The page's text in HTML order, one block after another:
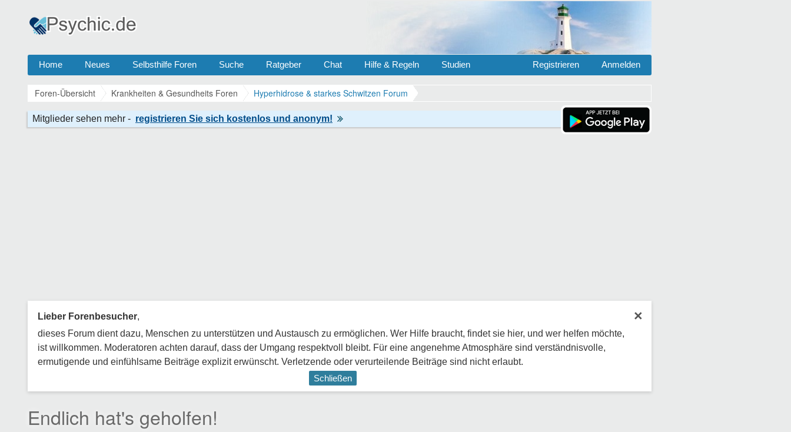
Home Neues Selbsthilfe Foren Suche Ratgeber Chat Hilfe & Regeln Studien Anmelden
Registrieren
Foren-Übersicht Krankheiten & Gesundheits Foren Hyperhidrose & starkes Schwitzen Forum
×
Lieber Forenbesucher,
dieses Forum dient dazu, Menschen zu unterstützen und Austausch zu ermöglichen. Wer Hilfe braucht, findet sie hier, und wer helfen möchte,
ist willkommen. Moderatoren achten darauf, dass der Umgang respektvoll bleibt. Für eine angenehme Atmosphäre sind verständnisvolle,
ermutigende und einfühlsame Beiträge explizit erwünscht. Verletzende oder verurteilende Beiträge sind nicht erlaubt.
Schließen
Endlich hat's geholfen!